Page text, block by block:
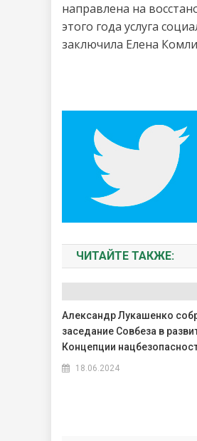
направлена на
этого года услуга
заключила Елена
ЧИТАЙТЕ ТАКЖЕ:
Александр Лукашенко
заседание Совбеза в
Концепции
18.06.2024